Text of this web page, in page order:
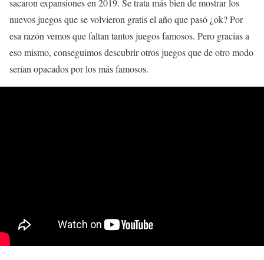
sacaron expansiones en 2019. Se trata más bien de mostrar los
nuevos juegos que se volvieron gratis el año que pasó ¿ok? Por
esa razón vemos que faltan tantos juegos famosos. Pero gracias a
eso mismo, conseguimos descubrir otros juegos que de otro modo
serían opacados por los más famosos.